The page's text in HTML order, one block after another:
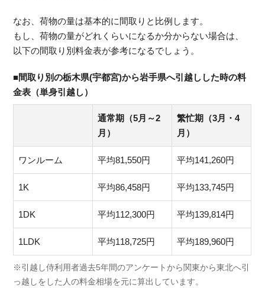
なお、荷物の量は基本的に間取りと比例します。
もし、荷物の量がどれくらいになるか分からない場合は、
以下の間取り別料金表が参考になるでしょう。
■間取り別の栃木県(宇都宮)から岩手県へ引越しした時の料
金表（単身引越し）
通常期（5月～2
月）
繁忙期（3月・4
月）
ワンルーム 平均81,550円 平均141,260円
1K 平均86,458円 平均133,745円
1DK 平均112,300円 平均139,814円
1LDK 平均118,725円 平均189,960円
※引越し侍利用者過去5年間のアンケートから関東から東北へ引
っ越しをした人の料金相場を元に算出しています。